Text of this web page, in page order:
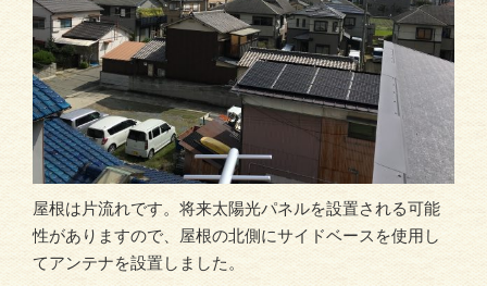
屋根は片流れです。将来太陽光パネルを設置される可能
性がありますので、屋根の北側にサイドベースを使用し
てアンテナを設置しました。